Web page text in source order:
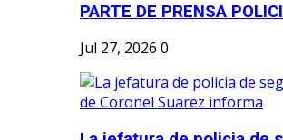
PARTE DE PRENSA
Jul 27, 2026 0